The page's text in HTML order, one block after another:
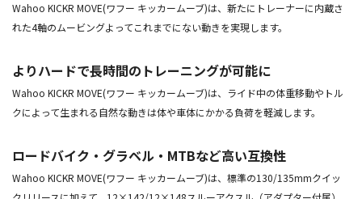
Wahoo KICKR MOVE(ワフー キッカームーブ)は、新たにトレーナーに内蔵さ
れた4軸のムービングよってこれまでにない動きを実現します。
よりハードで長時間のトレーニングが可能に
Wahoo KICKR MOVE(ワフー キッカームーブ)は、ライド中の体重移動やトル
クによって生まれる自然な動きは体や車体にかかる負荷を軽減します。
ロードバイク・グラベル・MTBなど高い互換性
Wahoo KICKR MOVE(ワフー キッカームーブ)は、標準の130/135mmクイッ